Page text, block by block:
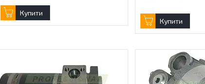
Купити
Купити